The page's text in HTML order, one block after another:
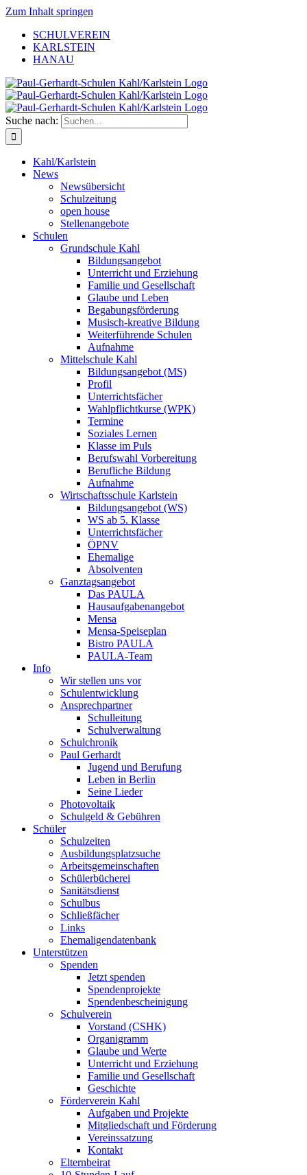
Zum Inhalt springen
SCHULVEREIN
KARLSTEIN
HANAU
Suche nach:
Kahl/Karlstein
News
Newsübersicht
Schulzeitung
open house
Stellenangebote
Schulen
Grundschule Kahl
Bildungsangebot
Unterricht und Erziehung
Familie und Gesellschaft
Glaube und Leben
Begabungsförderung
Musisch-kreative Bildung
Weiterführende Schulen
Aufnahme
Mittelschule Kahl
Bildungsangebot (MS)
Profil
Unterrichtsfächer
Wahlpflichtkurse (WPK)
Termine
Soziales Lernen
Klasse im Puls
Berufswahl Vorbereitung
Berufliche Bildung
Aufnahme
Wirtschaftsschule Karlstein
Bildungsangebot (WS)
WS ab 5. Klasse
Unterrichtsfächer
ÖPNV
Ehemalige
Absolventen
Ganztagsangebot
Das PAULA
Hausaufgabenangebot
Mensa
Mensa-Speiseplan
Bistro PAULA
PAULA-Team
Info
Wir stellen uns vor
Schulentwicklung
Ansprechpartner
Schulleitung
Schulverwaltung
Schulchronik
Paul Gerhardt
Jugend und Berufung
Leben in Berlin
Seine Lieder
Photovoltaik
Schulgeld & Gebühren
Schüler
Schulzeiten
Ausbildungsplatzsuche
Arbeitsgemeinschaften
Schülerbücherei
Sanitätsdienst
Schulbus
Schließfächer
Links
Ehemaligendatenbank
Unterstützen
Spenden
Jetzt spenden
Spendenprojekte
Spendenbescheinigung
Schulverein
Vorstand (CSHK)
Organigramm
Glaube und Werte
Unterricht und Erziehung
Familie und Gesellschaft
Geschichte
Förderverein Kahl
Aufgaben und Projekte
Mitgliedschaft und Förderung
Vereinssatzung
Kontakt
Elternbeirat